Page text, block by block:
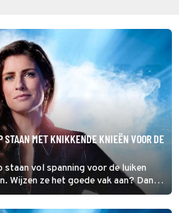
MET KNIKKENDE KNIEËN VOOR DE
staan vol spanning voor de luiken
Wijzen ze het goede vak aan? Dan
level. Dat neemt de angst niet
steeds lastiger.